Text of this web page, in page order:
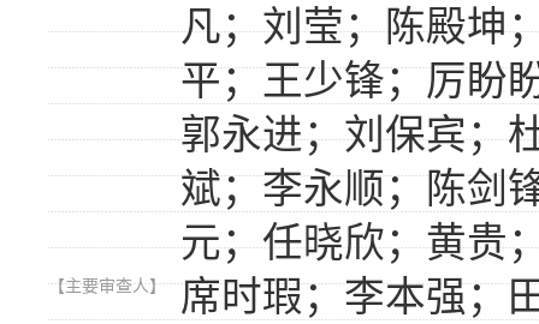
凡；刘莹；陈殿坤
平；王少锋；厉盼
郭永进；刘保宾；
斌；李永顺；陈剑
元；任晓欣；黄贵
【主要审查人】 席时瑕；李本强；